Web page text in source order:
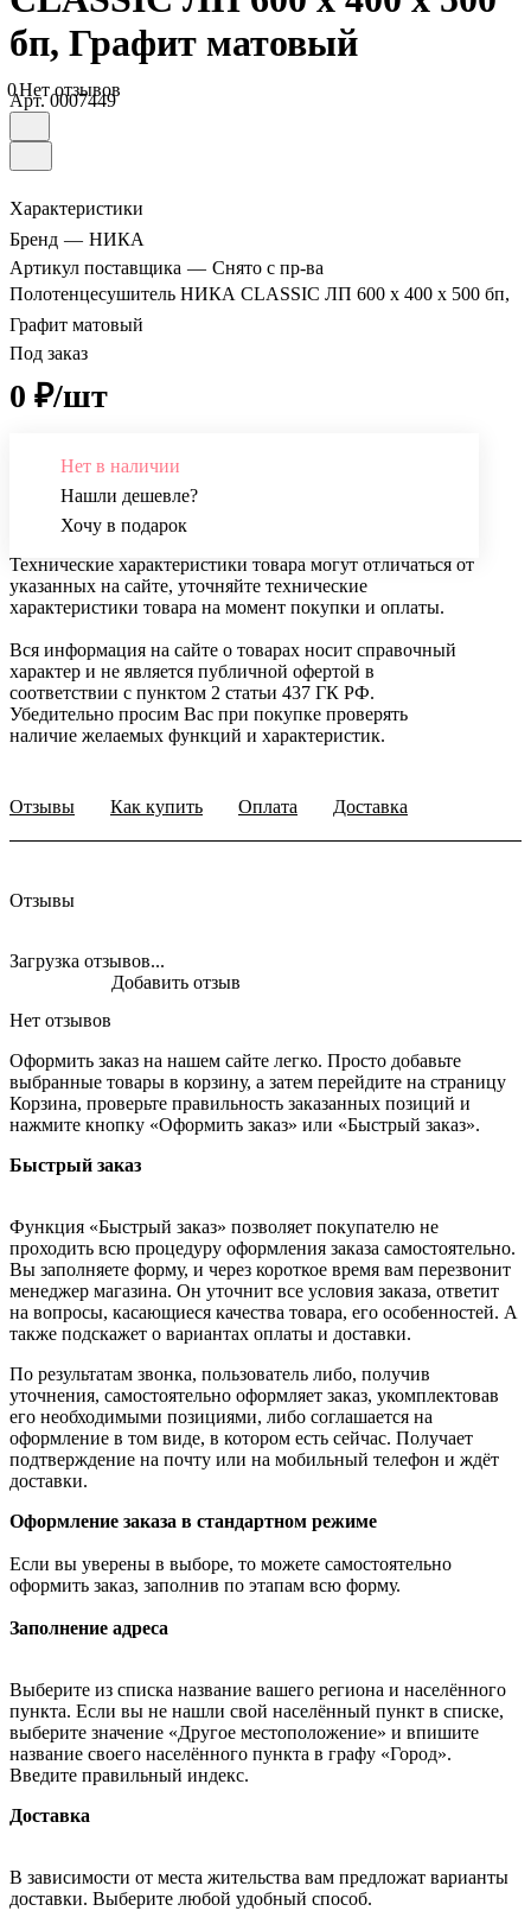
бп, Графит матовый
0Нет отзывов
Арт.0007449
Характеристики
Бренд — НИКА
Артикул поставщика — Снято с пр-ва
Полотенцесушитель НИКА CLASSIC ЛП 600 х 400 х 500 бп,
Графит матовый
Под заказ
0 ₽/шт
Нет в наличии
Нашли дешевле?
Хочу в подарок
Технические характеристики товара могут отличаться от
указанных на сайте, уточняйте технические
характеристики товара на момент покупки и оплаты.
Вся информация на сайте о товарах носит справочный
характер и не является публичной офертой в
соответствии с пунктом 2 статьи 437 ГК РФ.
Убедительно просим Вас при покупке проверять
наличие желаемых функций и характеристик.
Отзывы Как купить Оплата Доставка
Отзывы
Загрузка отзывов...
Нет отзывов
Добавить отзыв
Оформить заказ на нашем сайте легко. Просто добавьте
выбранные товары в корзину, а затем перейдите на страницу
Корзина, проверьте правильность заказанных позиций и
нажмите кнопку «Оформить заказ» или «Быстрый заказ».
Быстрый заказ
Функция «Быстрый заказ» позволяет покупателю не
проходить всю процедуру оформления заказа самостоятельно.
Вы заполняете форму, и через короткое время вам перезвонит
менеджер магазина. Он уточнит все условия заказа, ответит
на вопросы, касающиеся качества товара, его особенностей. А
также подскажет о вариантах оплаты и доставки.
По результатам звонка, пользователь либо, получив
уточнения, самостоятельно оформляет заказ, укомплектовав
его необходимыми позициями, либо соглашается на
оформление в том виде, в котором есть сейчас. Получает
подтверждение на почту или на мобильный телефон и ждёт
доставки.
Оформление заказа в стандартном режиме
Если вы уверены в выборе, то можете самостоятельно
оформить заказ, заполнив по этапам всю форму.
Заполнение адреса
Выберите из списка название вашего региона и населённого
пункта. Если вы не нашли свой населённый пункт в списке,
выберите значение «Другое местоположение» и впишите
название своего населённого пункта в графу «Город».
Введите правильный индекс.
Доставка
В зависимости от места жительства вам предложат варианты
доставки. Выберите любой удобный способ.